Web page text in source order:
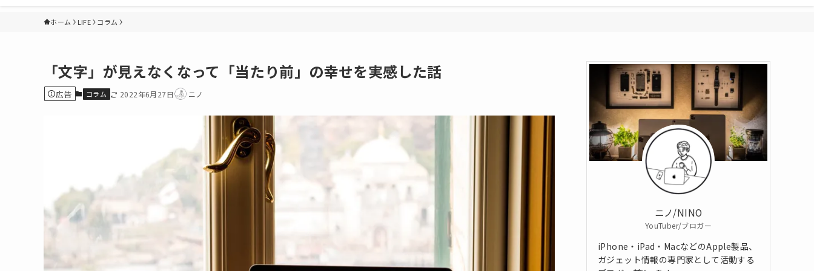
ホーム LIFE コラム
「文字」が見えなくなって「当たり前」の幸せを実感した話
広告 コラム 2022年6月27日 ニノ
ニノ/NINO
YouTuber/ブロガー
iPhone・iPad・MacなどのApple製品、
ガジェット情報の専門家として活動する